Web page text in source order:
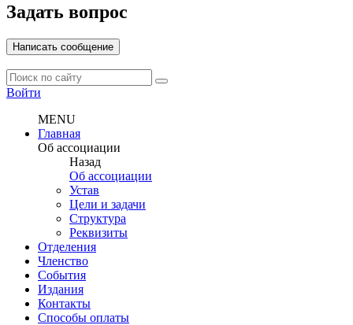
Задать вопрос
Написать сообщение
Войти
MENU
Главная
Об ассоциации
Назад
Об ассоциации
Устав
Цели и задачи
Структура
Реквизиты
Отделения
Членство
События
Издания
Контакты
Способы оплаты